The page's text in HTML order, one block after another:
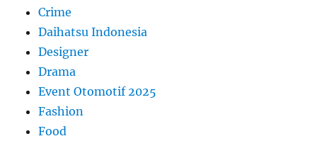
Crime
Daihatsu Indonesia
Designer
Drama
Event Otomotif 2025
Fashion
Food